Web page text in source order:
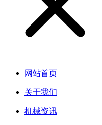
网站首页
关于我们
机械资讯